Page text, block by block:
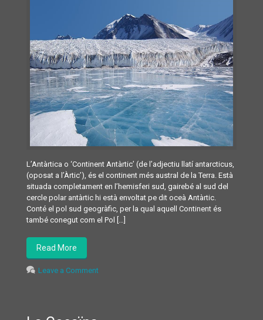
L’Antàrtica o ‘Continent Antàrtic’ (de l’adjectiu llatí antarcticus,
(oposat a l’Àrtic’), és el continent més austral de la Terra. Està
situada completament en l’hemisferi sud, gairebé al sud del
cercle polar antàrtic hi està envoltat pe dit oceà Antàrtic.
Conté el pol sud geogràfic, per la qual aquell Continent és
també conegut com el Pol […]
Read More
Leave a Comment